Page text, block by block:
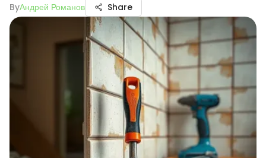
ByАндрей Романов Share